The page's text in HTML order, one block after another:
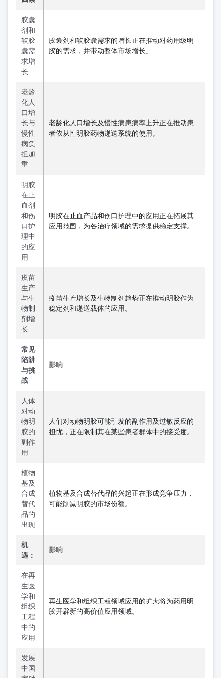
胶囊
剂和
软胶
囊需
求增
长
胶囊剂和软胶囊需求的增长正在推动对药用级明
胶的需求，并带动整体市场增长。
老龄
化人
口增
长与
慢性
病负
担加
重
老龄化人口增长及慢性病患病率上升正在推动患
者依从性明胶药物递送系统的使用。
明胶
在止
血剂
和伤
口护
理中
的应
用
明胶在止血产品和伤口护理中的应用正在拓展其
应用范围，为各治疗领域的需求提供稳定支撑。
疫苗
生产
与生
物制
剂增
长
疫苗生产增长及生物制剂趋势正在推动明胶作为
稳定剂和递送载体的应用。
常见
陷阱
与挑
战
影响
人体
对动
物明
胶的
副作
用
人们对动物明胶可能引发的副作用及过敏反应的
担忧，正在限制其在某些患者群体中的接受度。
植物
基及
合成
替代
品的
出现
植物基及合成替代品的兴起正在形成竞争压力，
可能削减明胶的市场份额。
机
遇：
影响
在再
生医
学和
组织
工程
中的
应用
再生医学和组织工程领域应用的扩大将为药用明
胶开辟新的高价值应用领域。
发展
中国